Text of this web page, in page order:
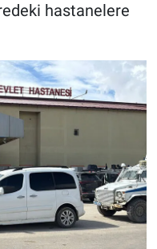
hastanelere